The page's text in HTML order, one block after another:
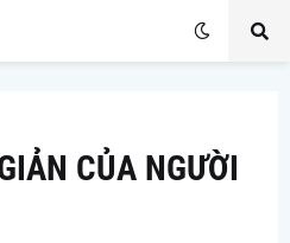
CỦA NGƯỜI